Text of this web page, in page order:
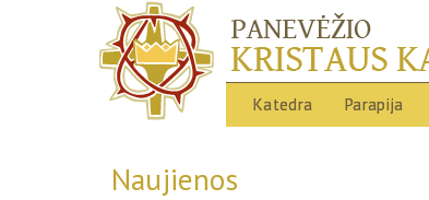
Katedra Parapija
Naujienos